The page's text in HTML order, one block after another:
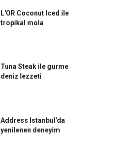
L'OR Coconut Iced ile
tropikal mola
Tuna Steak ile gurme
deniz lezzeti
Address Istanbul'da
yenilenen deneyim